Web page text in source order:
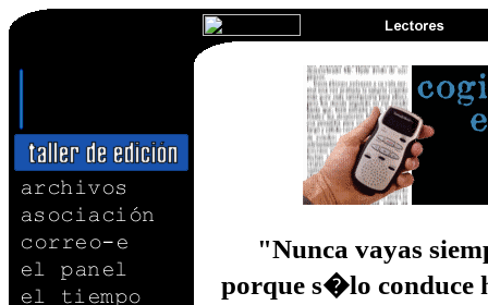
"Nunca vayas
porque s�lo conduce